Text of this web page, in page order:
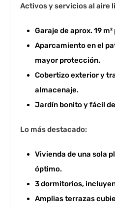
Activos y servicios al aire
Garaje de aprox. 19
Aparcamiento en el
mayor protección.
Cobertizo exterior y
almacenaje.
Jardín bonito y fácil
Lo más destacado:
Vivienda de una sola
óptimo.
3 dormitorios,
Amplias terrazas